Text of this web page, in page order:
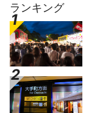
ランキング